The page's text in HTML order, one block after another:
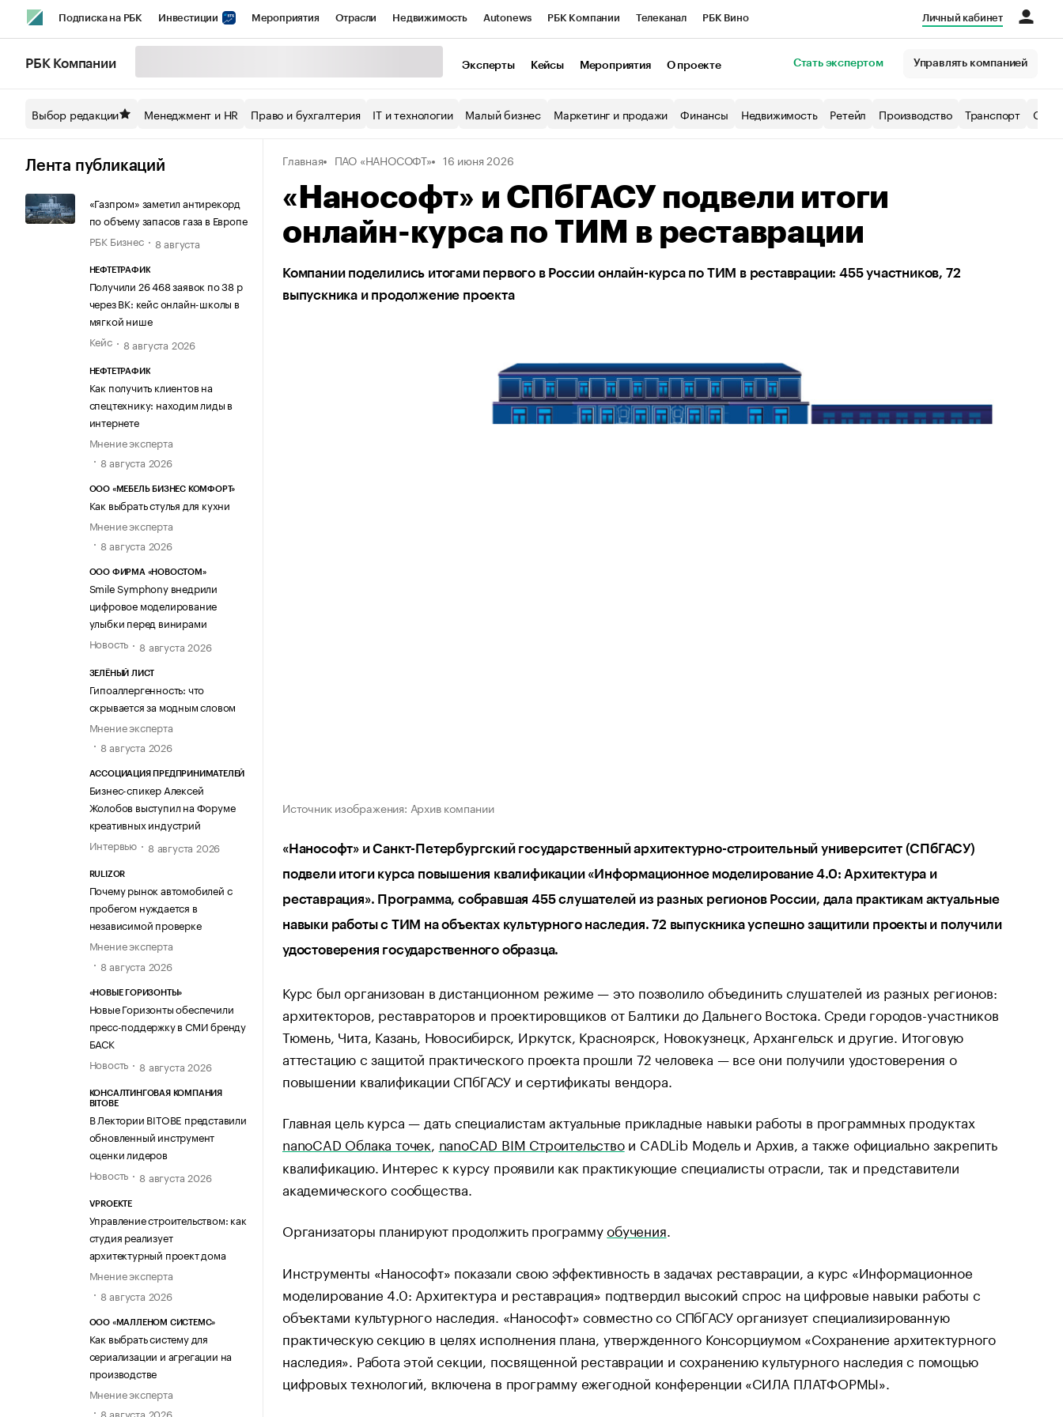
Подписка на РБК Инвестиции Мероприятия Отрасли Недвижимость Autonews РБК Компании Телеканал РБК Вино
Спецпроекты СПб Конференции СПб Спецпроекты Экономика Бизнес
Технологии и медиа Рынок наличной валюты
Личный кабинет
РБК Компании Эксперты Кейсы Мероприятия О проекте Стать экспертом Управлять компанией
Выбор редакции Менеджмент и HR Право и бухгалтерия IT и технологии Малый бизнес Маркетинг и продажи Финансы Недвижимость Ретейл Производство Транспорт
Лента публикаций
«Газпром» заметил антирекорд
по объему запасов газа в Европе
РБК Бизнес
8 августа
НЕФТЕТРАФИК
Получили 26 468 заявок по 38 р
через ВК: кейс онлайн-школы в
мягкой нише
Кейс
8 августа 2026
НЕФТЕТРАФИК
Как получить клиентов на
спецтехнику: находим лиды в
интернете
Мнение эксперта
8 августа 2026
ООО «МЕБЕЛЬ БИЗНЕС КОМФОРТ»
Как выбрать стулья для кухни
Мнение эксперта
8 августа 2026
ООО ФИРМА «НОВОСТОМ»
Smile Symphony внедрили
цифровое моделирование
улыбки перед винирами
Новость
8 августа 2026
ЗЕЛЁНЫЙ ЛИСТ
Гипоаллергенность: что
скрывается за модным словом
Мнение эксперта
8 августа 2026
АССОЦИАЦИЯ ПРЕДПРИНИМАТЕЛЕЙ
Бизнес-спикер Алексей
Жолобов выступил на Форуме
креативных индустрий
Интервью
8 августа 2026
RULIZOR
Почему рынок автомобилей с
пробегом нуждается в
независимой проверке
Мнение эксперта
8 августа 2026
«НОВЫЕ ГОРИЗОНТЫ»
Новые Горизонты обеспечили
пресс-поддержку в СМИ бренду
БАСК
Новость
8 августа 2026
КОНСАЛТИНГОВАЯ КОМПАНИЯ
BITOBE
В Лектории BITOBE представили
обновленный инструмент
оценки лидеров
Новость
8 августа 2026
VPROEKTE
Управление строительством: как
студия реализует
архитектурный проект дома
Мнение эксперта
8 августа 2026
ООО «МАЛЛЕНОМ СИСТЕМС»
Как выбрать систему для
сериализации и агрегации на
производстве
Мнение эксперта
8 августа 2026
Главная ПАО «НАНОСОФТ» 16 июня 2026
«Нанософт» и СПбГАСУ подвели итоги
онлайн-курса по ТИМ в реставрации
Компании поделились итогами первого в России онлайн-курса по ТИМ в реставрации: 455 участников, 72
выпускника и продолжение проекта
Источник изображения: Архив компании
«Нанософт» и Санкт-Петербургский государственный архитектурно-строительный университет (СПбГАСУ)
подвели итоги курса повышения квалификации «Информационное моделирование 4.0: Архитектура и
реставрация». Программа, собравшая 455 слушателей из разных регионов России, дала практикам актуальные
навыки работы с ТИМ на объектах культурного наследия. 72 выпускника успешно защитили проекты и получили
удостоверения государственного образца.
Курс был организован в дистанционном режиме — это позволило объединить слушателей из разных регионов:
архитекторов, реставраторов и проектировщиков от Балтики до Дальнего Востока. Среди городов-участников
Тюмень, Чита, Казань, Новосибирск, Иркутск, Красноярск, Новокузнецк, Архангельск и другие. Итоговую
аттестацию с защитой практического проекта прошли 72 человека — все они получили удостоверения о
повышении квалификации СПбГАСУ и сертификаты вендора.
Главная цель курса — дать специалистам актуальные прикладные навыки работы в программных продуктах
nanoCAD Облака точек nanoCAD BIM Строительствои CADLib Модель и Архив, а также официально закрепить
квалификацию. Интерес к курсу проявили как практикующие специалисты отрасли, так и представители
академического сообщества.
Организаторы планируют продолжить программуобучения
Инструменты «Нанософт» показали свою эффективность в задачах реставрации, а курс «Информационное
моделирование 4.0: Архитектура и реставрация» подтвердил высокий спрос на цифровые навыки работы с
объектами культурного наследия. «Нанософт» совместно со СПбГАСУ организует специализированную
практическую секцию в целях исполнения плана, утвержденного Консорциумом «Сохранение архитектурного
наследия». Работа этой секции, посвященной реставрации и сохранению культурного наследия с помощью
цифровых технологий, включена в программу ежегодной конференции «СИЛА ПЛАТФОРМЫ».